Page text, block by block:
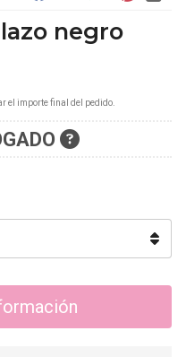
negro
el importe final del pedido.